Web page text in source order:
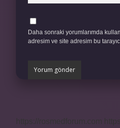
Daha sonraki yorumlarımda
adresim ve site adresim bu